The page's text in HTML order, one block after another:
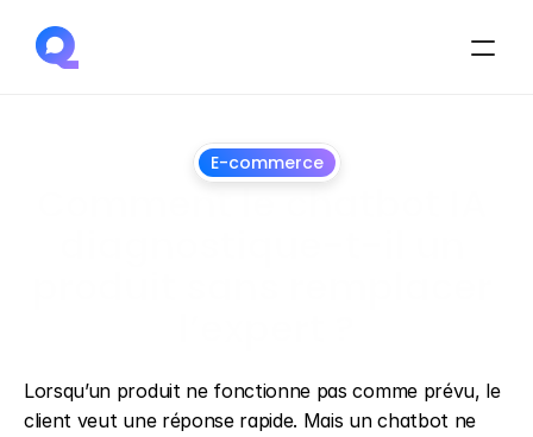
E-commerce
Lorsqu’un produit ne fonctionne pas comme prévu, le
client veut une réponse rapide. Mais un chatbot ne